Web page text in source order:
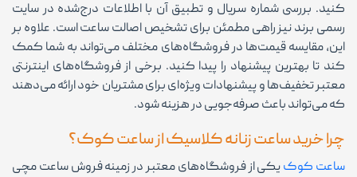
کنید. بررسی شماره سریال و تطبیق آن با اطلاعات درج‌شده در سایت
رسمی برند نیز راهی مطمئن برای تشخیص اصالت ساعت است. علاوه بر
این، مقایسه قیمت‌ها در فروشگاه‌های مختلف می‌تواند به شما کمک
کند تا بهترین پیشنهاد را پیدا کنید. برخی از فروشگاه‌های اینترنتی
معتبر تخفیف‌ها و پیشنهادات ویژه‌ای برای مشتریان خود ارائه می‌دهند
که می‌تواند باعث صرفه‌جویی در هزینه شود.
چرا خرید ساعت زنانه کلاسیک از ساعت کوک؟
ساعت کوکیکی از فروشگاه‌های معتبر در زمینه فروش ساعت مچی